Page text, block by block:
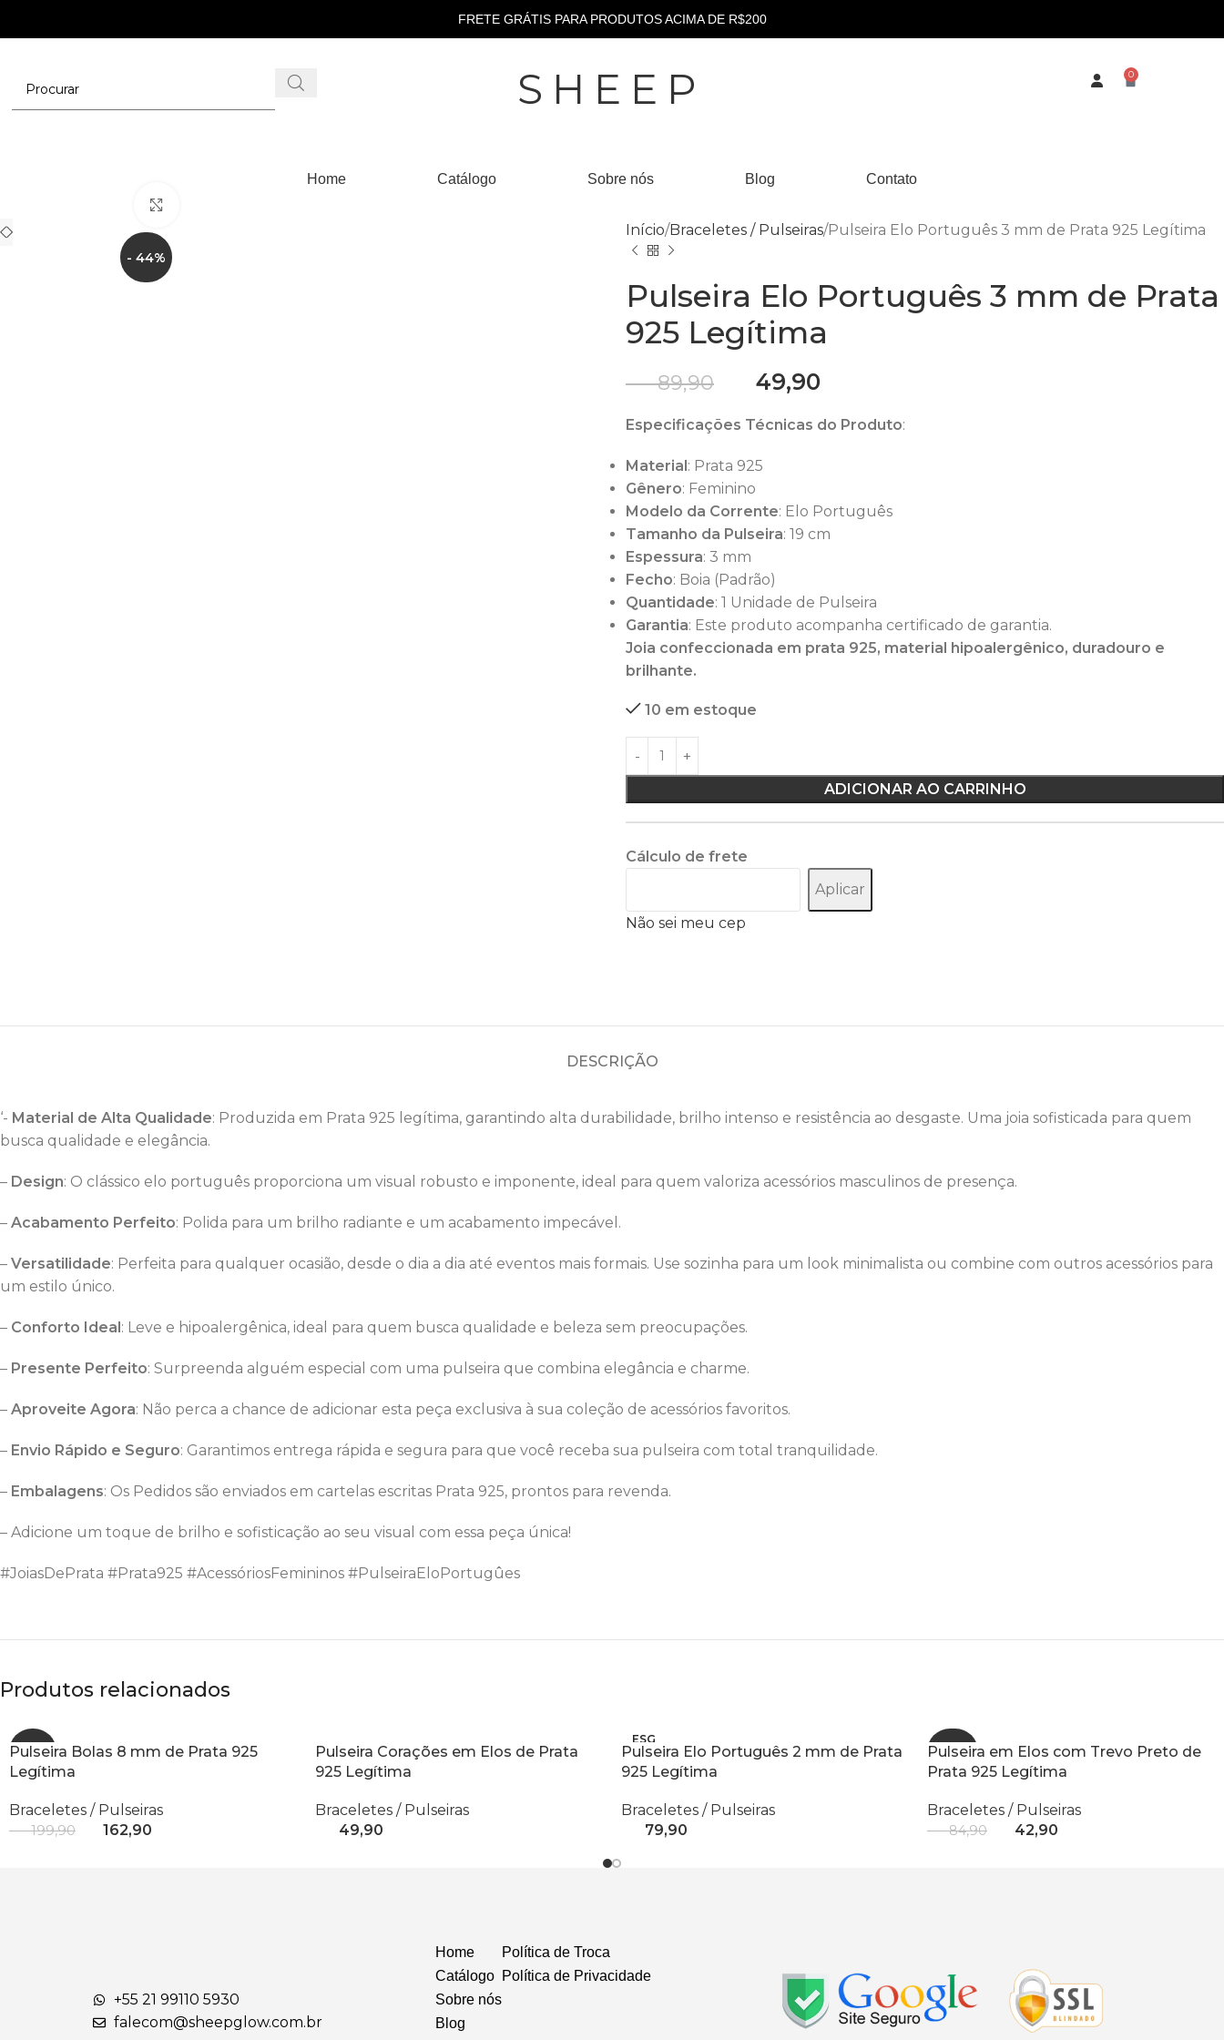
FRETE GRÁTIS PARA PRODUTOS ACIMA DE R$200
SHEEP 0
Home Catálogo Sobre nós Blog Contato
- 44%
Início Braceletes / Pulseiras Pulseira Elo Português 3 mm de Prata 925 Legítima
Pulseira Elo Português 3 mm de Prata
925 Legítima
R$89,90 49,90
Especificações Técnicas do Produto:
Material: Prata 925
Gênero: Feminino
Modelo da Corrente: Elo Português
Tamanho da Pulseira: 19 cm
Espessura: 3 mm
Fecho: Boia (Padrão)
Quantidade: 1 Unidade de Pulseira
Garantia: Este produto acompanha certificado de garantia.
Joia confeccionada em prata 925, material hipoalergênico, duradouro e
brilhante.
10 em estoque
ADICIONAR AO CARRINHO
Cálculo de frete
Aplicar
Não sei meu cep
DESCRIÇÃO
‘- Material de Alta Qualidade: Produzida em Prata 925 legítima, garantindo alta durabilidade, brilho intenso e resistência ao desgaste. Uma joia sofisticada para quem
busca qualidade e elegância.
– Design: O clássico elo português proporciona um visual robusto e imponente, ideal para quem valoriza acessórios masculinos de presença.
– Acabamento Perfeito: Polida para um brilho radiante e um acabamento impecável.
– Versatilidade: Perfeita para qualquer ocasião, desde o dia a dia até eventos mais formais. Use sozinha para um look minimalista ou combine com outros acessórios para
um estilo único.
– Conforto Ideal: Leve e hipoalergênica, ideal para quem busca qualidade e beleza sem preocupações.
– Presente Perfeito: Surpreenda alguém especial com uma pulseira que combina elegância e charme.
– Aproveite Agora: Não perca a chance de adicionar esta peça exclusiva à sua coleção de acessórios favoritos.
– Envio Rápido e Seguro: Garantimos entrega rápida e segura para que você receba sua pulseira com total tranquilidade.
– Embalagens: Os Pedidos são enviados em cartelas escritas Prata 925, prontos para revenda.
– Adicione um toque de brilho e sofisticação ao seu visual com essa peça única!
#JoiasDePrata #Prata925 #AcessóriosFemininos #PulseiraEloPortugûes
Produtos relacionados
- 19%
Pulseira Bolas 8 mm de Prata 925
Legítima
Braceletes / Pulseiras
R$199,90 162,90
Pulseira Corações em Elos de Prata
925 Legítima
Braceletes / Pulseiras
49,90
ESG
OTA
DO
Pulseira Elo Português 2 mm de Prata
925 Legítima
Braceletes / Pulseiras
79,90
- 49%
Pulseira em Elos com Trevo Preto de
Prata 925 Legítima
Braceletes / Pulseiras
R$84,90 42,90
+55 21 99110 5930
falecom@sheepglow.com.br
Home
Catálogo
Sobre nós
Blog
Política de Troca
Política de Privacidade